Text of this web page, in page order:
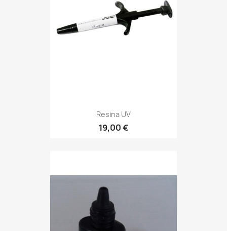
Resina UV
19,00 €